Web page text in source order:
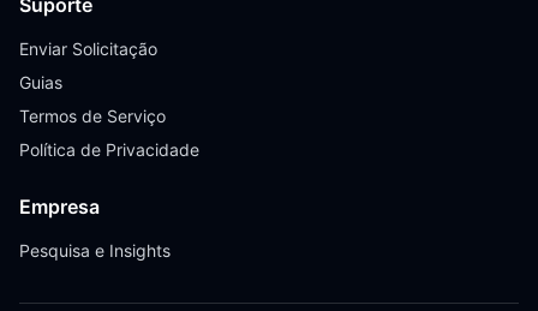
Suporte
Enviar Solicitação
Guias
Termos de Serviço
Política de Privacidade
Empresa
Pesquisa e Insights